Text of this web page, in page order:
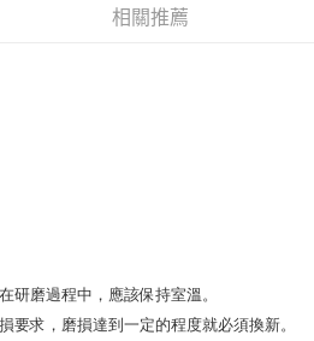
相關推薦
研磨過程中，應該保持室溫。
要求，磨損達到一定的程度就必須換新。